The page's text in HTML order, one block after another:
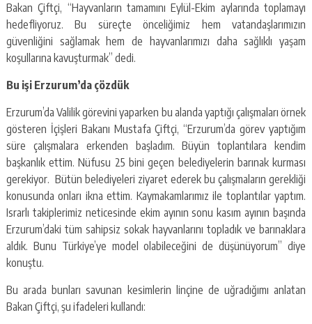
Bakan Çiftçi, “Hayvanların tamamını Eylül-Ekim aylarında toplamayı
hedefliyoruz. Bu süreçte önceliğimiz hem vatandaşlarımızın
güvenliğini sağlamak hem de hayvanlarımızı daha sağlıklı yaşam
koşullarına kavuşturmak” dedi.
Bu işi Erzurum’da çözdük
Erzurum’da Valilik görevini yaparken bu alanda yaptığı çalışmaları örnek
gösteren İçişleri Bakanı Mustafa Çiftçi, “Erzurum’da görev yaptığım
süre çalışmalara erkenden başladım. Büyün toplantılara kendim
başkanlık ettim. Nüfusu 25 bini geçen belediyelerin barınak kurması
gerekiyor. Bütün belediyeleri ziyaret ederek bu çalışmaların gerekliği
konusunda onları ikna ettim. Kaymakamlarımız ile toplantılar yaptım.
Israrlı takiplerimiz neticesinde ekim ayının sonu kasım ayının başında
Erzurum’daki tüm sahipsiz sokak hayvanlarını topladık ve barınaklara
aldık. Bunu Türkiye’ye model olabileceğini de düşünüyorum” diye
konuştu.
Bu arada bunları savunan kesimlerin linçine de uğradığımı anlatan
Bakan Çiftçi, şu ifadeleri kullandı: